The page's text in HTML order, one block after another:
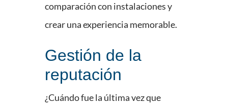
comparación con instalaciones y
crear una experiencia memorable.
Gestión de la
reputación
¿Cuándo fue la última vez que